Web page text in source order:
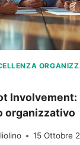
Involvement:
organizzativo
15 Ottobre